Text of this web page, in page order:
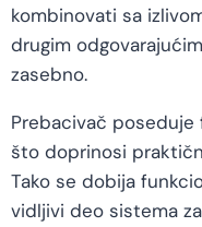
kombinovati sa
drugim
zasebno.
Prebacivač poseduje
što doprinosi
Tako se dobija
vidljivi deo sistema